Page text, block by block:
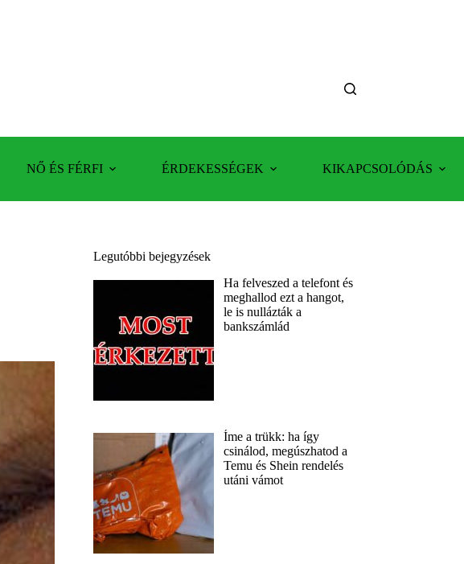
NŐ ÉS FÉRFI ÉRDEKESSÉGEK KIKAPCSOLÓDÁS
Legutóbbi bejegyzések
Ha felveszed a telefont és
meghallod ezt a hangot,
le is nullázták a
bankszámlád
Íme a trükk: ha így
csinálod, megúszhatod a
Temu és Shein rendelés
utáni vámot